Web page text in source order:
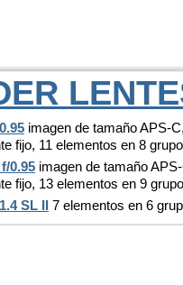
imagen de tamaño APS-
fijo, 11 elementos en 8
0.95 imagen de tamaño
fijo, 13 elementos en 9
SL II
7 elementos en 6